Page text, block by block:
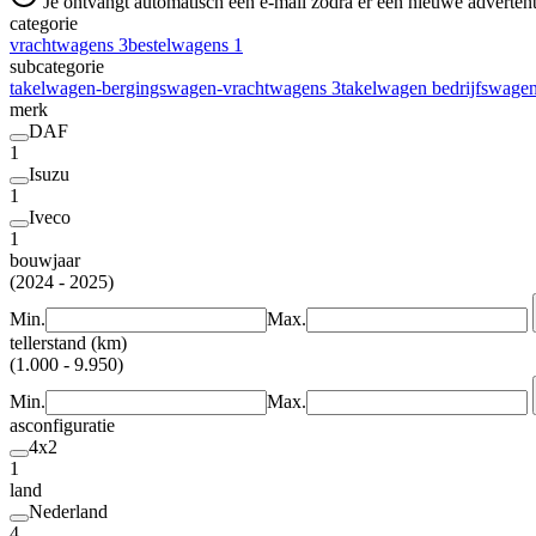
categorie
vrachtwagens 3bestelwagens 1
subcategorie
takelwagen-bergingswagen-vrachtwagens 3takelwagen
merk
DAF
1
Isuzu
1
Iveco
1
bouwjaar
(2024 - 2025)
Min.
Max.
tellerstand (km)
(1.000 - 9.950)
Min.
Max.
asconfiguratie
4x2
1
land
Nederland